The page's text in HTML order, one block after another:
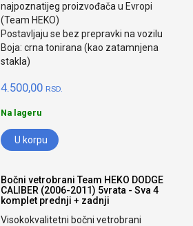
najpoznatijeg proizvođača u Evropi
(Team HEKO)
Postavljaju se bez prepravki na vozilu
Boja: crna tonirana (kao zatamnjena
stakla)
4.500,00 RSD.
Na lageru
U korpu
Bočni vetrobrani Team HEKO DODGE
CALIBER (2006-2011) 5vrata - Sva 4
komplet prednji + zadnji
Visokokvalitetni bočni vetrobrani